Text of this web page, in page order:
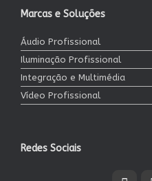
Marcas e Soluções
Áudio Profissional
Iluminação Profissional
Integração e Multimédia
Vídeo Profissional
Redes Sociais